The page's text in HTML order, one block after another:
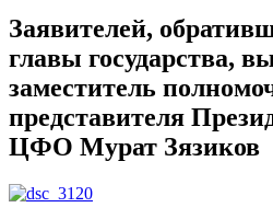
Заявителей,
главы государства,
заместитель
представителя
ЦФО Мурат Зязиков